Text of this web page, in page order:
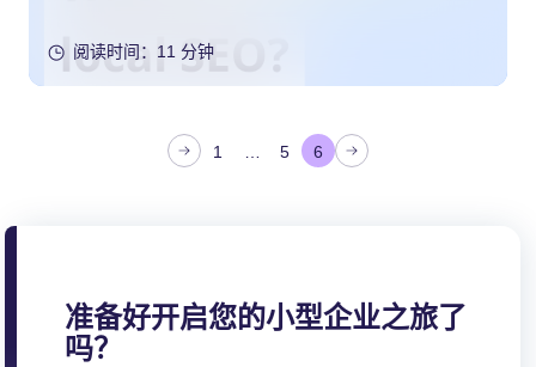
阅读时间：11 分钟
1 … 5 6
准备好开启您的小型企业之旅了
吗？